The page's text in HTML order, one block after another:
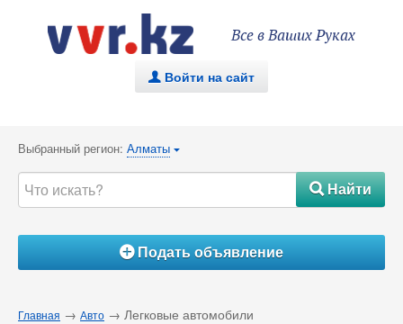
Все в Ваших Руках
. Войти на сайт
Выбранный регион: Алматы {
#Найти
ÁПодать объявление
Главная → Авто → Легковые автомобили